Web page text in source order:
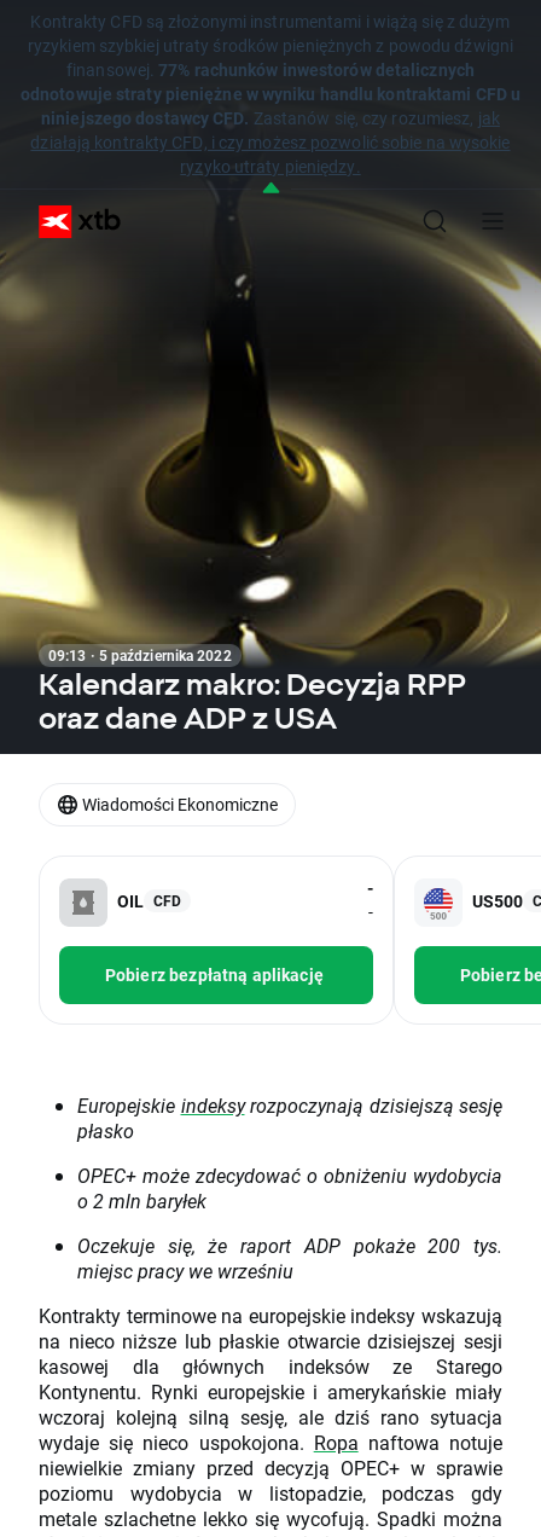
Kontrakty CFD są złożonymi instrumentami i wiążą się z dużym
ryzykiem szybkiej utraty środków pieniężnych z powodu dźwigni
finansowej.77% rachunków inwestorów detalicznych
odnotowuje straty pieniężne w wyniku handlu kontraktami CFD u
niniejszego dostawcy CFD. Zastanów się, czy rozumiesz, jak
działają kontrakty CFD, i czy możesz pozwolić sobie na wysokie
ryzyko utraty pieniędzy.
09:13 · 5 października 2022
Kalendarz makro: Decyzja RPP
oraz dane ADP z USA
OIL CFD
-
-
Pobierz bezpłatną aplikację
US500
Pobierz
Europejskie indeksyrozpoczynają dzisiejszą sesję
płasko
OPEC+ może zdecydować o obniżeniu wydobycia
o 2 mln baryłek
Oczekuje się, że raport ADP pokaże 200 tys.
miejsc pracy we wrześniu
Kontrakty terminowe na europejskie indeksy wskazują
na nieco niższe lub płaskie otwarcie dzisiejszej sesji
kasowej dla głównych indeksów ze Starego
Kontynentu. Rynki europejskie i amerykańskie miały
wczoraj kolejną silną sesję, ale dziś rano sytuacja
wydaje się nieco uspokojona. Ropa naftowa notuje
niewielkie zmiany przed decyzją OPEC+ w sprawie
poziomu wydobycia w listopadzie, podczas gdy
metale szlachetne lekko się wycofują. Spadki można
Wiadomości Ekonomiczne